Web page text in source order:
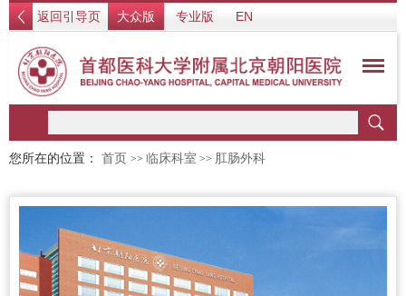
返回引导页 大众版 专业版 EN
您所在的位置： 首页 >> 临床科室 >> 肛肠外科